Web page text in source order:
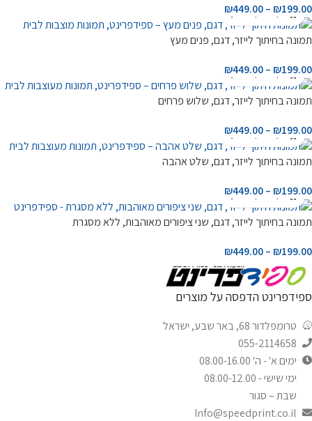
₪199.00
–
₪449.00
תמונה בחיתוך לייזר, דגם, פנים מעץ
₪199.00
–
₪449.00
תמונה בחיתוך לייזר, דגם, שלוש פרחים
₪199.00
–
₪449.00
תמונה בחיתוך לייזר, דגם, שלט אהבה
₪199.00
–
₪449.00
תמונה בחיתוך לייזר, דגם, שני ציפורים מאוהבות, ללא מסגרת
₪199.00
–
₪449.00
ספידפרינט הדפסה על מוצרים
טרומפלדור 68, באר שבע, ישראל
055-2114658
ימים א' - ה' 08.00-16.00
ימי שישי - 08.00-12.00
שבת – סגור
Info@speedprint.co.il